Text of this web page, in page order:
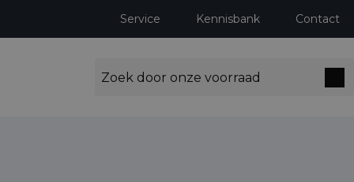
Service Kennisbank Contact